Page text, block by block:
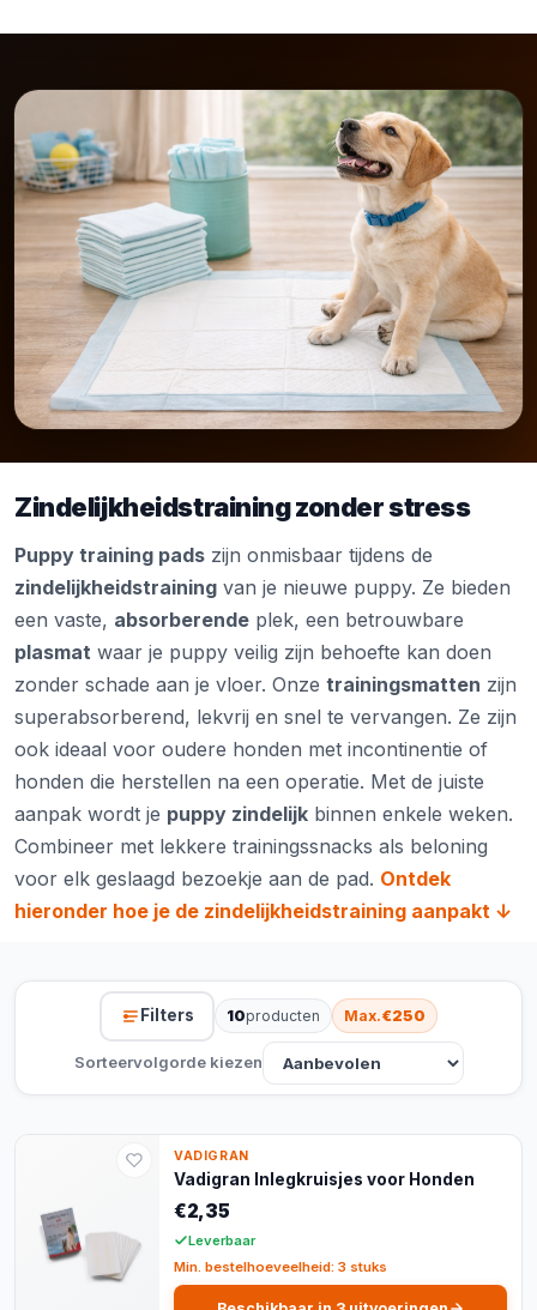
Zindelijkheidstraining zonder stress
Puppy training pads zijn onmisbaar tijdens de
zindelijkheidstraining van je nieuwe puppy. Ze bieden
een vaste, absorberende plek, een betrouwbare
plasmat waar je puppy veilig zijn behoefte kan doen
zonder schade aan je vloer. Onze trainingsmatten zijn
superabsorberend, lekvrij en snel te vervangen. Ze zijn
ook ideaal voor oudere honden met incontinentie of
honden die herstellen na een operatie. Met de juiste
aanpak wordt je puppy zindelijk binnen enkele weken.
Combineer met lekkere trainingssnacks als beloning
voor elk geslaagd bezoekje aan de pad. Ontdek
hieronder hoe je de zindelijkheidstraining aanpakt ↓
Filters 10producten Max.€250
Sorteervolgorde kiezen
VADIGRAN
Vadigran Inlegkruisjes voor Honden
€2,35
Leverbaar
Min. bestelhoeveelheid: 3 stuks